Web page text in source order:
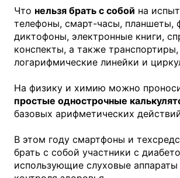
Что нельзя брать с собой на
телефоны, смарт-часы, планшеты,
диктофоны, электронные книги,
конспекты, а также транспортиры,
логарифмические линейки и
На физику и химию можно
простые однострочные
базовых арифметических
В этом году смартфоны и
брать с собой участники с
использующие слуховые аппараты